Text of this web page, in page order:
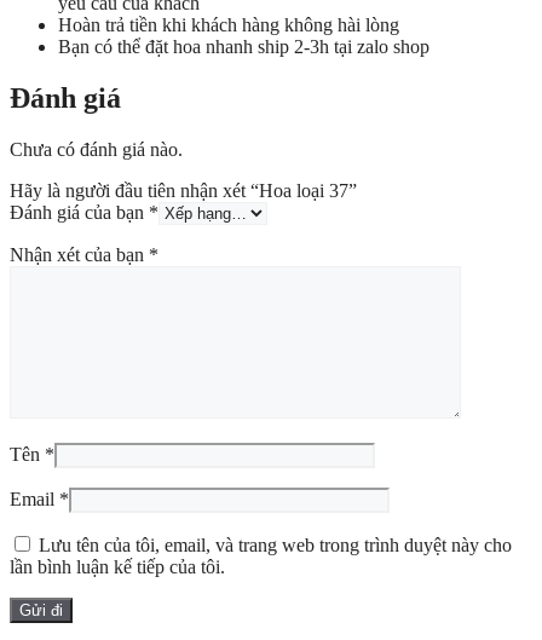
Hoàn trả tiền khi khách hàng không hài lòng
Bạn có thể đặt hoa nhanh ship 2-3h tại zalo shop
Đánh giá
Chưa có đánh giá nào.
Hãy là người đầu tiên nhận xét “Hoa loại 37”
Đánh giá của bạn *
Nhận xét của bạn *
Tên *
Email *
Lưu tên của tôi, email, và trang web trong trình duyệt này cho
lần bình luận kế tiếp của tôi.